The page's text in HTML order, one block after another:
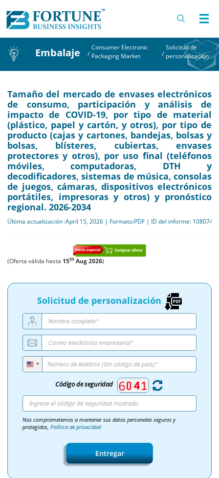
Embalaje /
Consumer Electronic
Packaging Market
/
Solicitud de
personalización
Tamaño del mercado de envases electrónicos
de consumo, participación y análisis de
impacto de COVID-19, por tipo de material
(plástico, papel y cartón, y otros), por tipo de
producto (cajas y cartones, bandejas, bolsas y
bolsas, blísteres, cubiertas, envases
protectores y otros), por uso final (teléfonos
móviles, computadoras, DTH y
decodificadores, sistemas de música, consolas
de juegos, cámaras, dispositivos electrónicos
portátiles, impresoras y otros) y pronóstico
regional. 2026-2034
Última actualización :April 15, 2026 | Formato:PDF | ID del informe: 108074
(Oferta válida hasta 15th Aug 2026)
Solicitud de personalización
Código de seguridad
Nos comprometemos a mantener sus datos personales seguros y
protegidos, Política de privacidad
Entregar